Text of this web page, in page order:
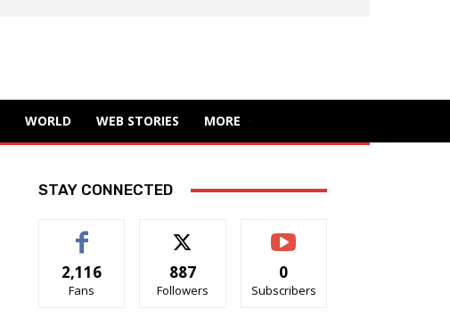
WORLD WEB STORIES MORE
STAY CONNECTED
2,116
Fans
887
Followers
0
Subscribers